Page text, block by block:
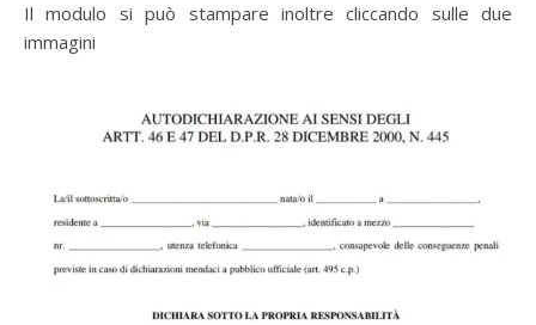
Il modulo si può stampare inoltre cliccando sulle due
immagini